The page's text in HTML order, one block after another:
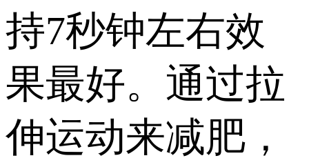
持7秒钟左右效
果最好。通过拉
伸运动来减肥，